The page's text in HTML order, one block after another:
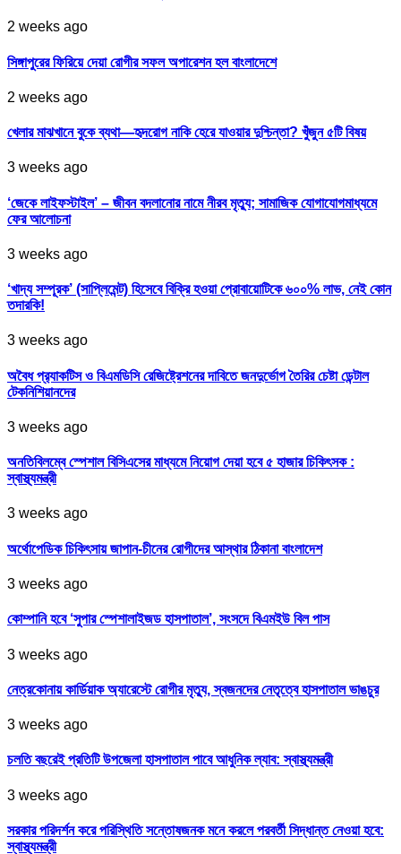
2 weeks ago
সিঙ্গাপুরের ফিরিয়ে দেয়া রোগীর সফল অপারেশন হল বাংলাদেশে
2 weeks ago
খেলার মাঝখানে বুকে ব্যথা—হৃদরোগ নাকি হেরে যাওয়ার দুশ্চিন্তা? খুঁজুন ৫টি বিষয়
3 weeks ago
‘জেকে লাইফস্টাইল’ – জীবন বদলানোর নামে নীরব মৃত্যু; সামাজিক যোগাযোগমাধ্যমে
ফের আলোচনা
3 weeks ago
‘খাদ্য সম্পূরক’ (সাপ্লিমেন্ট) হিসেবে বিক্রি হওয়া প্রোবায়োটিকে ৬০০% লাভ, নেই কোন
তদারকি!
3 weeks ago
অবৈধ প্র‍্যাকটিস ও বিএমডিসি রেজিষ্ট্রেশনের দাবিতে জনদুর্ভোগ তৈরির চেষ্টা ডেন্টাল
টেকনিশিয়ানদের
3 weeks ago
অনতিবিলম্বে স্পেশাল বিসিএসের মাধ্যমে নিয়োগ দেয়া হবে ৫ হাজার চিকিৎসক :
স্বাস্থ্যমন্ত্রী
3 weeks ago
অর্থোপেডিক চিকিৎসায় জাপান-চীনের রোগীদের আস্থার ঠিকানা বাংলাদেশ
3 weeks ago
কোম্পানি হবে ‘সুপার স্পেশালাইজড হাসপাতাল’, সংসদে বিএমইউ বিল পাস
3 weeks ago
নেত্রকোনায় কার্ডিয়াক অ্যারেস্টে রোগীর মৃত্যু, স্বজনদের নেতৃত্বে হাসপাতাল ভাঙচুর
3 weeks ago
চলতি বছরেই প্রতিটি উপজেলা হাসপাতাল পাবে আধুনিক ল্যাব: স্বাস্থ্যমন্ত্রী
3 weeks ago
সরকার পরিদর্শন করে পরিস্থিতি সন্তোষজনক মনে করলে পরবর্তী সিদ্ধান্ত নেওয়া হবে:
স্বাস্থ্যমন্ত্রী